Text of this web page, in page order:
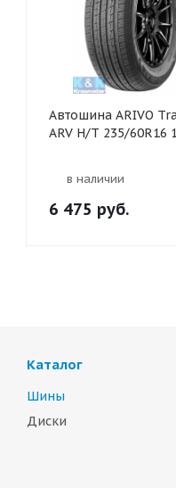
Автошина ARIVO
ARV H/T 235/60R16
в наличии
6 475 руб.
Каталог
Шины
Диски